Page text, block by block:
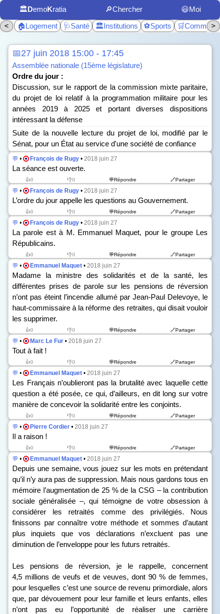
🏛️DemoKratia 🔎Chercher
😃Moi
<
🏠Logement 🩺Santé 🏛️Institutions ⚽Sports >
📅27 juin 2018 15:00 - 17:45
Assemblée nationale (15ème législature)
Ordre du jour :
Discussion, sur le rapport de la commission mixte paritaire,
du projet de loi relatif à la programmation militaire pour les
années 2019 à 2025 et portant diverses dispositions
intéressant la défense
Suite de la nouvelle lecture du projet de loi, modifié par le
Sénat, pour un État au service d'une société de confiance
💬 • François de Rugy • 2018 juin 27
La séance est ouverte.
👍0 👎0 💬Répondre 🔗Partager
💬 • François de Rugy • 2018 juin 27
L’ordre du jour appelle les questions au Gouvernement.
👍0 👎0 💬Répondre 🔗Partager
💬 • François de Rugy • 2018 juin 27
La parole est à M. Emmanuel Maquet, pour le groupe Les
Républicains.
👍0 👎0 💬Répondre 🔗Partager
💬 • Emmanuel Maquet • 2018 juin 27
Madame la ministre des solidarités et de la santé, les
différentes prises de parole sur les pensions de réversion
n’ont pas éteint l’incendie allumé par Jean-Paul Delevoye, le
haut-commissaire à la réforme des retraites, qui disait vouloir
les supprimer.
👍0 👎0 💬Répondre 🔗Partager
💬 • Marc Le Fur • 2018 juin 27
Tout à fait !
👍0 👎0 💬Répondre 🔗Partager
💬 • Emmanuel Maquet • 2018 juin 27
Les Français n’oublieront pas la brutalité avec laquelle cette
question a été posée, ce qui, d’ailleurs, en dit long sur votre
manière de concevoir la solidarité entre les conjoints.
👍0 👎0 💬Répondre 🔗Partager
💬 • Pierre Cordier • 2018 juin 27
Il a raison !
👍0 👎0 💬Répondre 🔗Partager
💬 • Emmanuel Maquet • 2018 juin 27
Depuis une semaine, vous jouez sur les mots en prétendant
qu’il n’y aura pas de suppression. Mais nous gardons tous en
mémoire l’augmentation de 25 % de la CSG – la contribution
sociale généralisée –, qui témoigne de votre obsession à
considérer les retraités comme des privilégiés. Nous
finissons par connaître votre méthode et sommes d’autant
plus inquiets que vos déclarations n’excluent pas une
diminution de l’enveloppe pour les futurs retraités.
Les pensions de réversion, je le rappelle, concernent
4,5 millions de veufs et de veuves, dont 90 % de femmes,
pour lesquelles c’est une source de revenu primordiale, alors
que, par dévouement pour leur famille et leurs enfants, elles
n’ont pas eu l’opportunité de réaliser une carrière